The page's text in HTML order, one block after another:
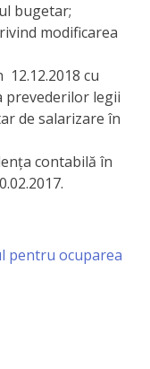
bugetar;
modificarea
12.12.2018 cu
prevederilor legii
de salarizare în
contabilă în
pentru ocuparea